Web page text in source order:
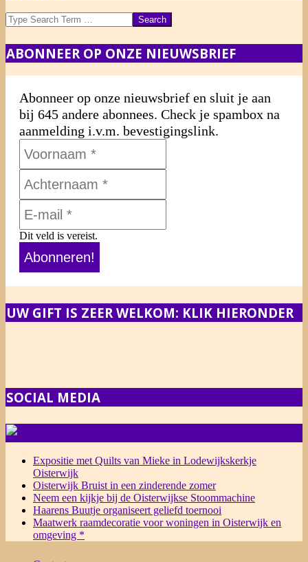
Search
ABONNEER OP ONZE NIEUWSBRIEF
Abonneer op onze nieuwsbrief en sluit je aan
bij 645 andere abonnees. Check je spambox na
aanmelding i.v.m. bevestigingslink.
Dit veld is vereist.
UW GIFT IS ZEER WELKOM: KLIK HIERONDER
SOCIAL MEDIA
Expositie met Quilts van Mieke in Lodewijkskerkje
Oisterwijk
Oisterwijk Bruist in een zinderende zomer
Neem een kijkje bij de Oisterwijkse Stoommachine
Haarens Buutje organiseert geliefd toernooi
Maatwerk raamdecoratie voor woningen in Oisterwijk en
omgeving *